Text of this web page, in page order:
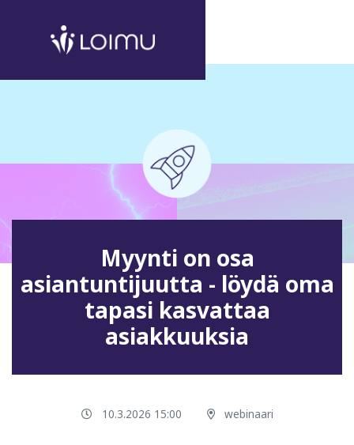
Myynti on osa
asiantuntijuutta - löydä oma
tapasi kasvattaa
asiakkuuksia
10.3.2026 15:00 webinaari